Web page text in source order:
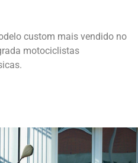
custom mais vendido no
motociclistas